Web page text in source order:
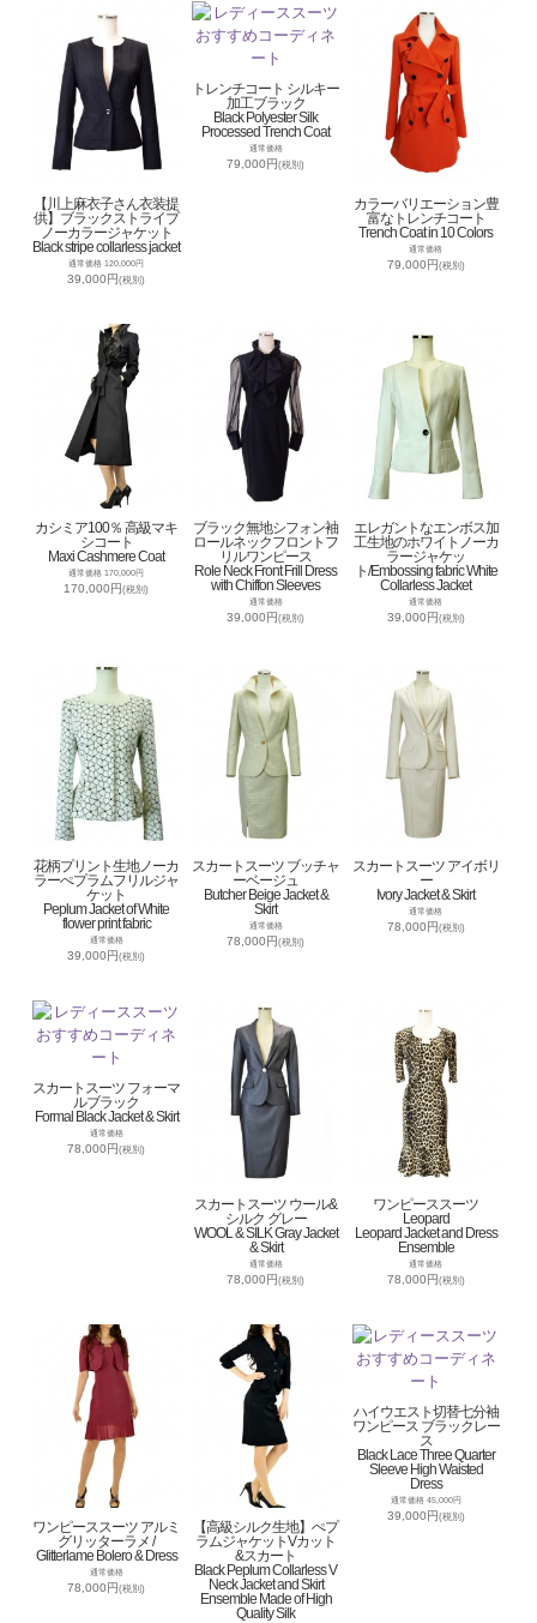
【川上麻衣子さん衣装提
供】ブラックストライプ
ノーカラージャケット
Black stripe collarless jacket
通常価格 120,000円
39,000円(税別)
トレンチコート シルキー
加工ブラック
Black Polyester Silk
Processed Trench Coat
通常価格
79,000円(税別)
カラーバリエーション豊
富なトレンチコート
Trench Coat in 10 Colors
通常価格
79,000円(税別)
カシミア100％ 高級マキ
シコート
Maxi Cashmere Coat
通常価格 170,000円
170,000円(税別)
ブラック無地シフォン袖
ロールネックフロントフ
リルワンピース
Role Neck Front Frill Dress
with Chiffon Sleeves
通常価格
39,000円(税別)
エレガントなエンボス加
工生地のホワイトノーカ
ラージャケッ
ト/Embossing fabric White
Collarless Jacket
通常価格
39,000円(税別)
花柄プリント生地ノーカ
ラーぺプラムフリルジャ
ケット
Peplum Jacket of White
flower print fabric
通常価格
39,000円(税別)
スカートスーツ ブッチャ
ーベージュ
Butcher Beige Jacket &
Skirt
通常価格
78,000円(税別)
スカートスーツ アイボリ
ー
Ivory Jacket & Skirt
通常価格
78,000円(税別)
スカートスーツ フォーマ
ルブラック
Formal Black Jacket & Skirt
通常価格
78,000円(税別)
スカートスーツ ウール&
シルク グレー
WOOL & SILK Gray Jacket
& Skirt
通常価格
78,000円(税別)
ワンピーススーツ
Leopard
Leopard Jacket and Dress
Ensemble
通常価格
78,000円(税別)
ワンピーススーツ アルミ
グリッターラメ /
Glitterlame Bolero & Dress
通常価格
78,000円(税別)
【高級シルク生地】ぺプ
ラムジャケットVカット
&スカート
Black Peplum Collarless V
Neck Jacket and Skirt
Ensemble Made of High
Quality Silk
ハイウエスト切替七分袖
ワンピース ブラックレー
ス
Black Lace Three Quarter
Sleeve High Waisted
Dress
通常価格 45,000円
39,000円(税別)